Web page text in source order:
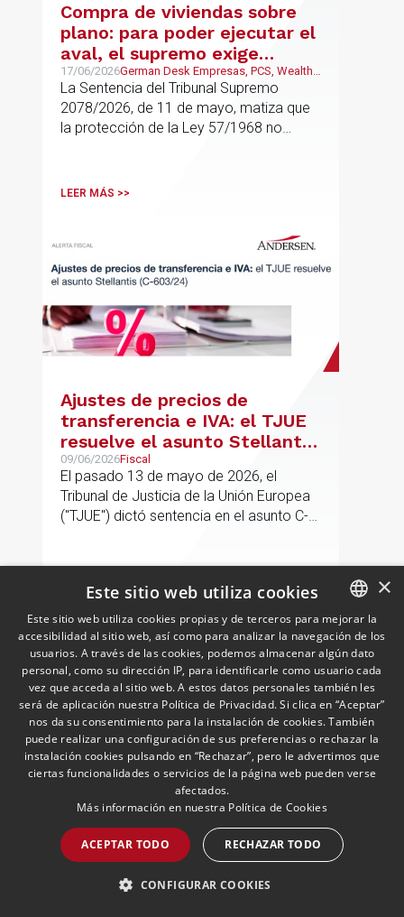
Compra de viviendas sobre
plano: para poder ejecutar el
aval, el supremo exige
adquisición para uso propio
residencial
17/06/2026German Desk Empresas, PCS, Wealth
Management & Family Business
La Sentencia del Tribunal Supremo
2078/2026, de 11 de mayo, matiza que
la protección de la Ley 57/1968 no
domicilio o residencia personal
LEER MÁS >>
Ajustes de precios de
transferencia e IVA: el TJUE
resuelve el asunto Stellantis
(C-603/24)
09/06/2026Fiscal
El pasado 13 de mayo de 2026, el
Tribunal de Justicia de la Unión Europea
("TJUE") dictó sentencia en el asunto C-
multinacionales: la posible incidencia en
el IVA de los ajustes de precios de
transferencia pactados entre entidades
vinculadas
La sucesión en la Empresa
Familiar: el pacto sucesorio
en Cataluña
09/06/2026Económico y Financiero, PCS, Wealth
Management & Family Business
El pacto sucesorio se encuentra
presente en los ordenamientos jurídicos
SPANISH
ENGLISH
PORTUGUESE
×
Este sitio web utiliza cookies
Este sitio web utiliza cookies propias y de terceros para mejorar la
accesibilidad al sitio web, así como para analizar la navegación de los
usuarios. A través de las cookies, podemos almacenar algún dato
personal, como su dirección IP, para identificarle como usuario cada
vez que acceda al sitio web. A estos datos personales también les
será de aplicación nuestra Política de Privacidad. Si clica en “Aceptar”
nos da su consentimiento para la instalación de cookies. También
puede realizar una configuración de sus preferencias o rechazar la
instalación cookies pulsando en “Rechazar”, pero le advertimos que
ciertas funcionalidades o servicios de la página web pueden verse
afectados.
Más información en nuestra Política de Cookies
ACEPTAR TODO RECHAZAR TODO
CONFIGURAR COOKIES